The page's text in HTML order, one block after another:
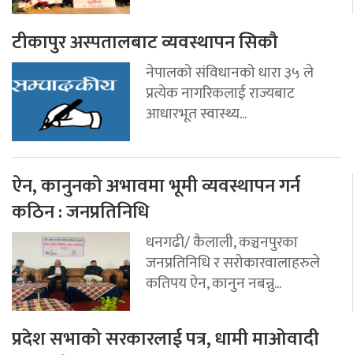
टीकापुर अस्पतालबाट व्यवस्थापन सिकौ
नेपालको संविधानको धारा ३५ ले
प्रत्येक नागरिकलाई राज्यबाट
आधारभूत स्वास्थ्य...
ऐन, कानुनको अभावमा भूमी व्यवस्थापन गर्न
कठिन : जनप्रतिनिधि
धनगढी/ कैलाली, कञ्चनपुरका
जनप्रतिनिधि र सरोकारवालाहरुले
कतिपय ऐन, कानुन नबन्नु...
प्रदेश सभाको सरकारलाई पत्र, धामी माओवादी